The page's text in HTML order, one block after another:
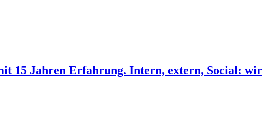
15 Jahren Erfahrung. Intern, extern, Social: wir